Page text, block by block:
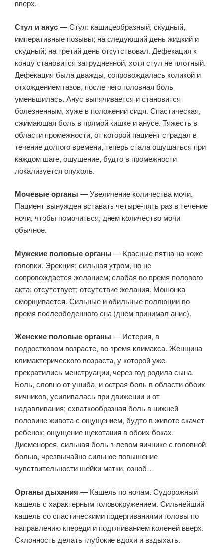
вверх.
Стул и анус— Стул: кашицеобразный, скудный,
императивные позывы; на следующий день жидкий и
скудный; на третий день отсутствовал. Дефекация к
концу становится затрудненной, хотя стул не плотный.
Дефекация была дважды, сопровождалась коликой и
отхождением газов, после чего головная боль
уменьшилась. Анус выпячивается и становится
болезненным, хуже в положении сидя. Спастическая,
сжимающая боль в прямой кишке и анусе. Тяжесть в
области промежности, от которой пациент страдал в
течение долгого времени, теперь стала ощущаться при
каждом шаге, ощущение, будто в промежности
локализуется опухоль.
Мочевые органы — Увеличение количества мочи.
Пациент вынужден вставать четыре-пять раз в течение
ночи, чтобы помочиться; днем количество мочи
обычное.
Мужские половые органы — Красные пятна на коже
головки. Эрекция: сильная утром, но не
сопровождается желанием; слабая во время полового
акта; отсутствует; отсутствие желания. Мошонка
сморщивается. Сильные и обильные поллюции во
время послеобеденного сна (днем принимал анис).
Женские половые органы — Истерия, в
подростковом возрасте, во время климакса. Женщина
климактерического возраста, у которой уже
прекратились менструации, через год родила сына.
Боль, словно от ушиба, и острая боль в области обоих
яичников, усиливалась при движении и от
надавливания; схваткообразная боль в нижней
половине живота с ощущением, будто в животе скачет
ребенок; ощущение щекотания в обоих боках.
Дисменорея, сильная боль в левом яичнике с головной
болью, чрезвычайно сильное повышение
чувствительности шейки матки, озноб…
Органы дыхания — Кашель по ночам. Судорожный
кашель с характерным головокружением. Сильнейший
кашель со спастическими подергиваниями головы по
направлению кпереди и подтягиванием коленей вверх.
Склонность делать глубокие вдохи и вздыхать.